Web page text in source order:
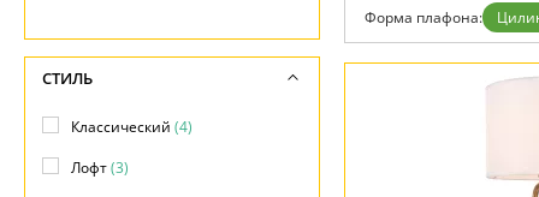
Контакты
Форма плафона:
СТИЛЬ
Классический (4)
Лофт(3)